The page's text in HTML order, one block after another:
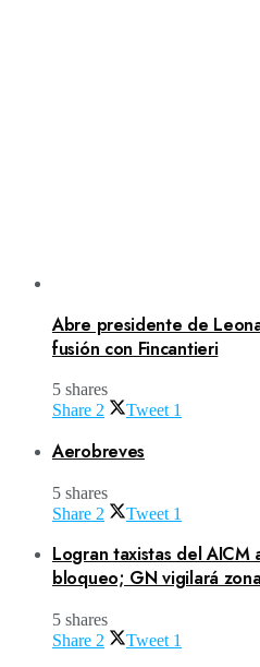
Abre presidente de
fusión con Fincantieri
5 shares
Share 2 Tweet 1
Aerobreves
5 shares
Share 2 Tweet 1
Logran taxistas del
bloqueo; GN vigilará
5 shares
Share 2 Tweet 1